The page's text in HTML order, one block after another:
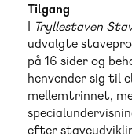
Tilgang
I Tryllestaven
udvalgte
på 16 sider og
henvender sig til
mellemtrinnet,
efter